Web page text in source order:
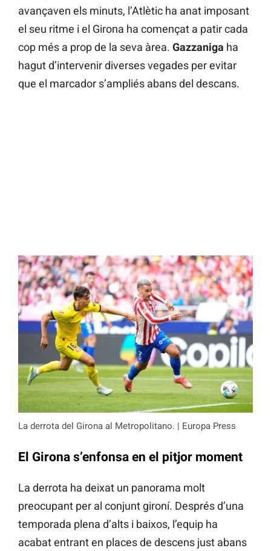
avançaven els minuts, l’Atlètic ha anat imposant
el seu ritme i el Girona ha començat a patir cada
cop més a prop de la seva àrea. Gazzaniga ha
hagut d’intervenir diverses vegades per evitar
que el marcador s’ampliés abans del descans.
La derrota del Girona al Metropolitano. | Europa Press
El Girona s’enfonsa en el pitjor moment
La derrota ha deixat un panorama molt
preocupant per al conjunt gironí. Després d’una
temporada plena d’alts i baixos, l’equip ha
acabat entrant en places de descens just abans